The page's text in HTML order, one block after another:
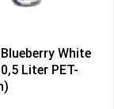
White
Liter PET-